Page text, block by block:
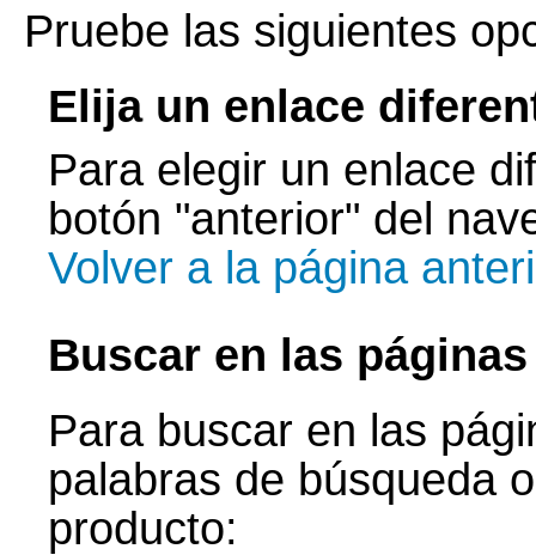
Pruebe las siguientes
Elija un enlace
Para elegir un enlace
botón "anterior" del
Volver a la página
Buscar en las
Para buscar en las
palabras de búsqueda
producto: